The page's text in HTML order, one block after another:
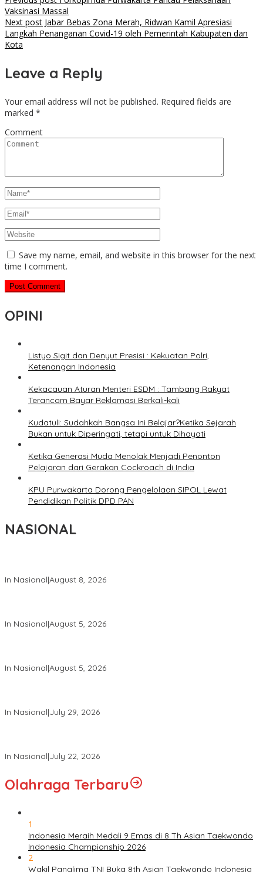
navigation
Vaksinasi Massal
Next post Jabar Bebas Zona Merah, Ridwan Kamil Apresiasi
Langkah Penanganan Covid-19 oleh Pemerintah Kabupaten dan
Kota
Leave a Reply
Your email address will not be published. Required fields are
marked *
Comment
Save my name, email, and website in this browser for the next
time I comment.
OPINI
Listyo Sigit dan Denyut Presisi : Kekuatan Polri,
Ketenangan Indonesia
Kekacauan Aturan Menteri ESDM : Tambang Rakyat
Terancam Bayar Reklamasi Berkali-kali
Kudatuli: Sudahkah Bangsa Ini Belajar?Ketika Sejarah
Bukan untuk Diperingati, tetapi untuk Dihayati
Ketika Generasi Muda Menolak Menjadi Penonton
Pelajaran dari Gerakan Cockroach di India
KPU Purwakarta Dorong Pengelolaan SIPOL Lewat
Pendidikan Politik DPD PAN
NASIONAL
In Nasional|August 8, 2026
In Nasional|August 5, 2026
In Nasional|August 5, 2026
In Nasional|July 29, 2026
In Nasional|July 22, 2026
Olahraga Terbaru
1
Indonesia Meraih Medali 9 Emas di 8 Th Asian Taekwondo
Indonesia Championship 2026
2
Wakil Panglima TNI Buka 8th Asian Taekwondo Indonesia